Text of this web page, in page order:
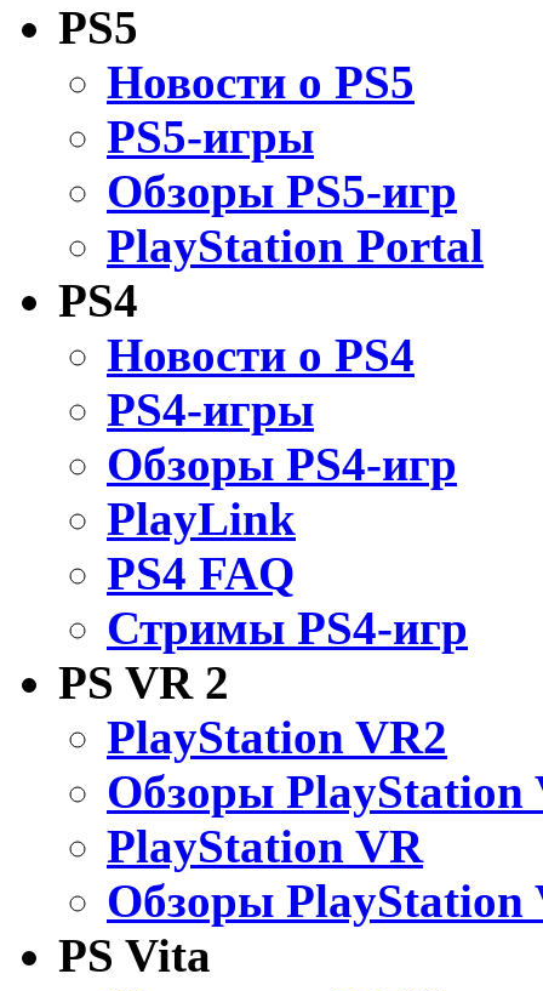
PS5
Новости о PS5
PS5-игры
Обзоры PS5-игр
PlayStation Portal
PS4
Новости о PS4
PS4-игры
Обзоры PS4-игр
PlayLink
PS4 FAQ
Стримы PS4-игр
PS VR 2
PlayStation VR2
Обзоры PlayStation
PlayStation VR
Обзоры PlayStation
PS Vita